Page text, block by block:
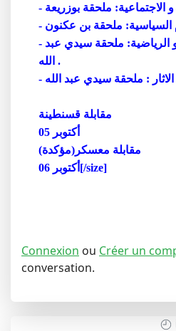
- معهد التربية البدنية و الرياضية: ملحقة سيدي عبد
الله .
مقابلة قسنطينة
05 أكتوبر
مقابلة معسكر(مؤكدة)
06 أكتوبر[/size]
Connexion ou Créer un
conversation.